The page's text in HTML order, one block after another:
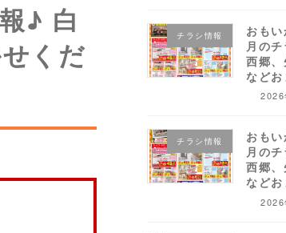
♪ 白
くだ
チラシ情報
おも
月の
西郷
などお
2026
チラシ情報
おも
月の
西郷
などお
2026